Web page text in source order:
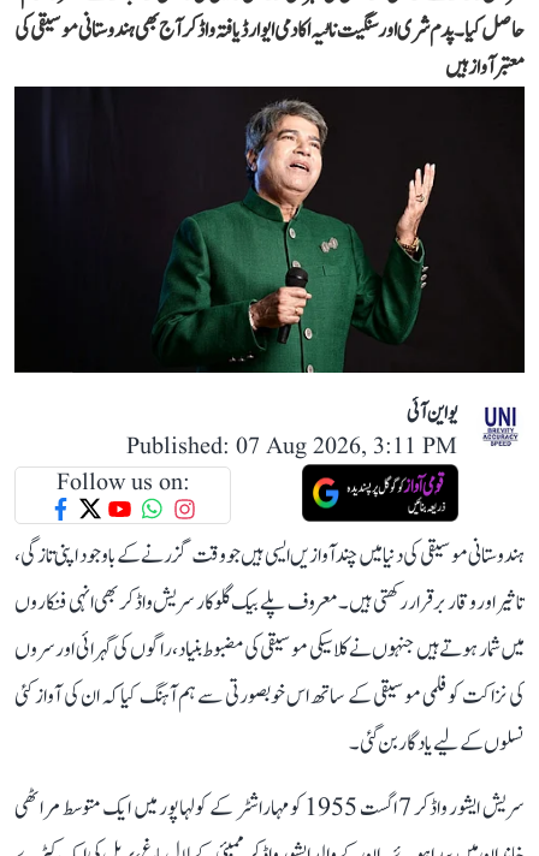
حاصل کیا۔ پدم شری اور سنگیت ناٹیہ اکادمی ایوارڈ یافتہ واڈکر آج بھی ہندوستانی موسیقی کی
معتبر آواز ہیں
یو این آئی
Published: 07 Aug 2026, 3:11 PM
Follow us on:
ہندوستانی موسیقی کی دنیا میں چند آوازیں ایسی ہیں جو وقت گزرنے کے باوجود اپنی تازگی،
تاثیر اور وقار برقرار رکھتی ہیں۔ معروف پلے بیک گلوکار سریش واڈکر بھی انہی فنکاروں
میں شمار ہوتے ہیں جنہوں نے کلاسیکی موسیقی کی مضبوط بنیاد، راگوں کی گہرائی اور سروں
کی نزاکت کو فلمی موسیقی کے ساتھ اس خوبصورتی سے ہم آہنگ کیا کہ ان کی آواز کئی
نسلوں کے لیے یادگار بن گئی۔
سریش ایشور واڈکر 7 اگست 1955 کو مہاراشٹر کے کولہاپور میں ایک متوسط مراٹھی